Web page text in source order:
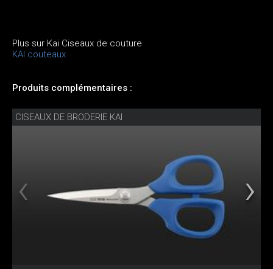
Plus sur Kai Ciseaux de couture
KAI couteaux
Produits complémentaires :
CISEAUX DE BRODERIE KAI